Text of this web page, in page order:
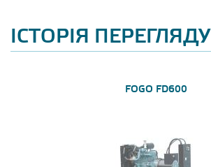
ІСТОРІЯ ПЕРЕГЛЯДУ
FOGO FD600